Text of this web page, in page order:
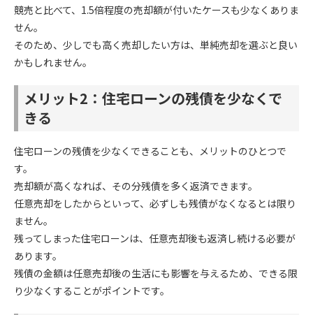
競売と比べて、1.5倍程度の売却額が付いたケースも少なくありま
せん。
そのため、少しでも高く売却したい方は、単純売却を選ぶと良い
かもしれません。
メリット2：住宅ローンの残債を少なくで
きる
住宅ローンの残債を少なくできることも、メリットのひとつで
す。
売却額が高くなれば、その分残債を多く返済できます。
任意売却をしたからといって、必ずしも残債がなくなるとは限り
ません。
残ってしまった住宅ローンは、任意売却後も返済し続ける必要が
あります。
残債の金額は任意売却後の生活にも影響を与えるため、できる限
り少なくすることがポイントです。